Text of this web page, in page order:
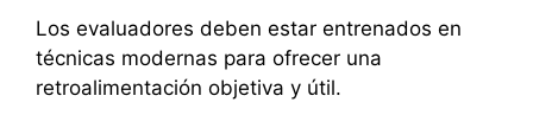
Los evaluadores deben estar entrenados en
técnicas modernas para ofrecer una
retroalimentación objetiva y útil.